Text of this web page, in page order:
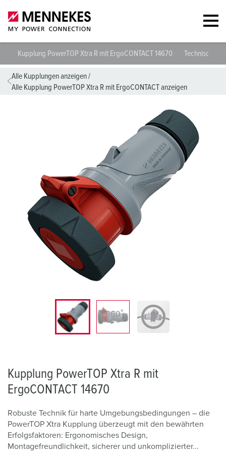
Kupplung PowerTOP Xtra R mit ErgoCONTACT 14670 Technische
Alle Kupplungen anzeigen/
Alle Kupplung PowerTOP Xtra R mit ErgoCONTACT anzeigen
Kupplung PowerTOP Xtra R mit
ErgoCONTACT 14670
Robuste Technik für harte Umgebungsbedingungen – die
PowerTOP Xtra Kupplung überzeugt mit den bewährten
Erfolgsfaktoren: Ergonomisches Design,
Montagefreundlichkeit, sicherer und unkomplizierter...